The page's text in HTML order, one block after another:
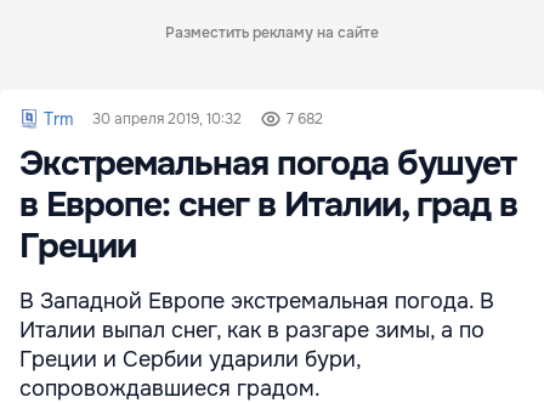
Разместить рекламу на сайте
Trm 30 апреля 2019, 10:32 7 682
Экстремальная погода бушует
в Европе: снег в Италии, град в
Греции
В Западной Европе экстремальная погода. В
Италии выпал снег, как в разгаре зимы, а по
Греции и Сербии ударили бури,
сопровождавшиеся градом.